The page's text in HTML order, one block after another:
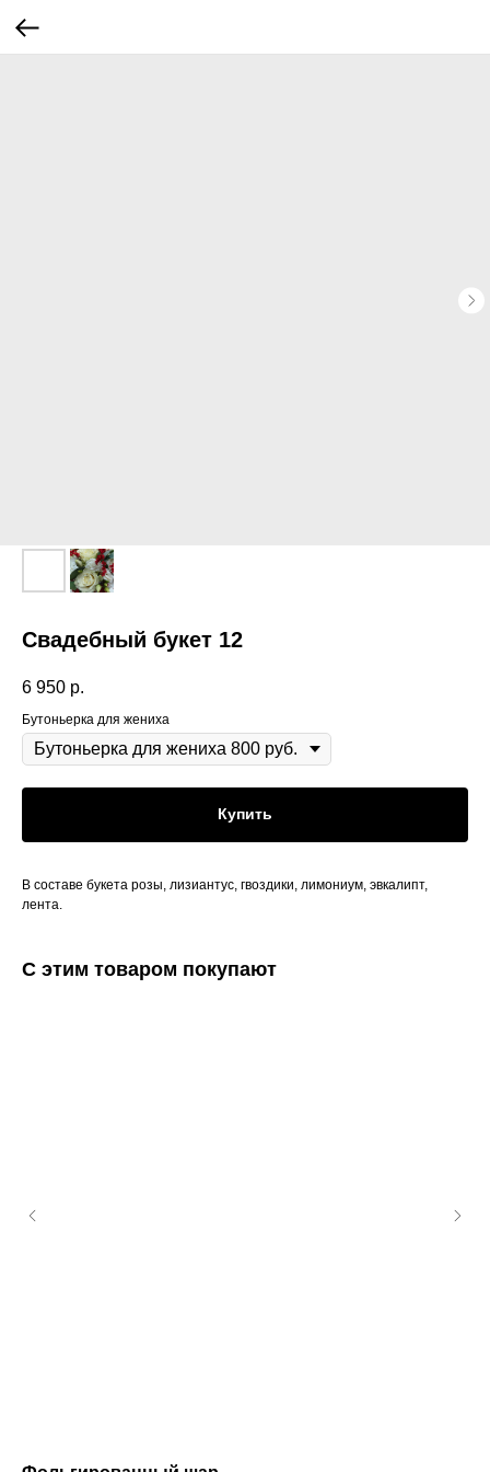
Свадебный букет 12
6 950 р.
Бутоньерка для жениха
Купить
В составе букета розы, лизиантус, гвоздики, лимониум, эвкалипт,
лента.
С этим товаром покупают